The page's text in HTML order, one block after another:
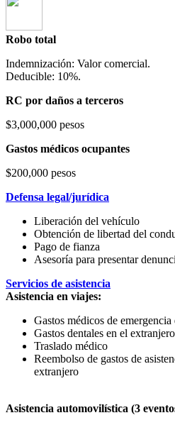
Robo total
Indemnización: Valor comercial.
Deducible: 10%.
RC por daños a terceros
$3,000,000 pesos
Gastos médicos ocupantes
$200,000 pesos
Defensa legal/jurídica
Liberación del vehículo
Obtención de libertad del
Pago de fianza
Asesoría para presentar
Servicios de asistencia
Asistencia en viajes:
Gastos médicos de
Gastos dentales en el extranjero
Traslado médico
Reembolso de gastos de
extranjero
Asistencia automovilística (3